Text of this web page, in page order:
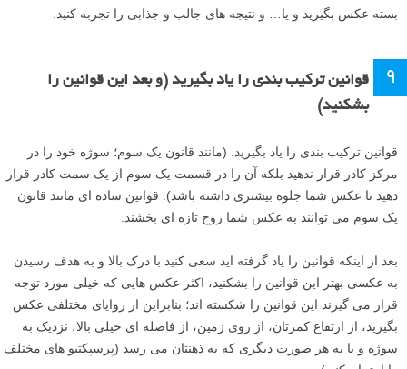
بسته عکس بگیرید و یا… و نتیجه های جالب و جذابی را تجربه کنید.
۹
قوانین ترکیب بندی را یاد بگیرید (و بعد این قوانین را
بشکنید)
قوانین ترکیب بندی را یاد بگیرید. (مانند قانون یک سوم؛ سوژه خود را در
مرکز کادر قرار ندهید بلکه آن را در قسمت یک سوم از یک سمت کادر قرار
دهید تا عکس شما جلوه بیشتری داشته باشد). قوانین ساده ای مانند قانون
یک سوم می توانند به عکس شما روح تازه ای بخشند.
بعد از اینکه قوانین را یاد گرفته اید سعی کنید با درک بالا و به هدف رسیدن
به عکسی بهتر این قوانین را بشکنید، اکثر عکس هایی که خیلی مورد توجه
قرار می گیرند این قوانین را شکسته اند؛ بنابراین از زوایای مختلفی عکس
بگیرید، از ارتفاع کمرتان، از روی زمین، از فاصله ای خیلی بالا، نزدیک به
سوژه و یا به هر صورت دیگری که به ذهنتان می رسد (پرسپکتیو های مختلف